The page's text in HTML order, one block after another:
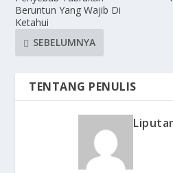
Beruntun Yang Wajib Di
Ketahui
SEBELUMNYA
TENTANG PENULIS